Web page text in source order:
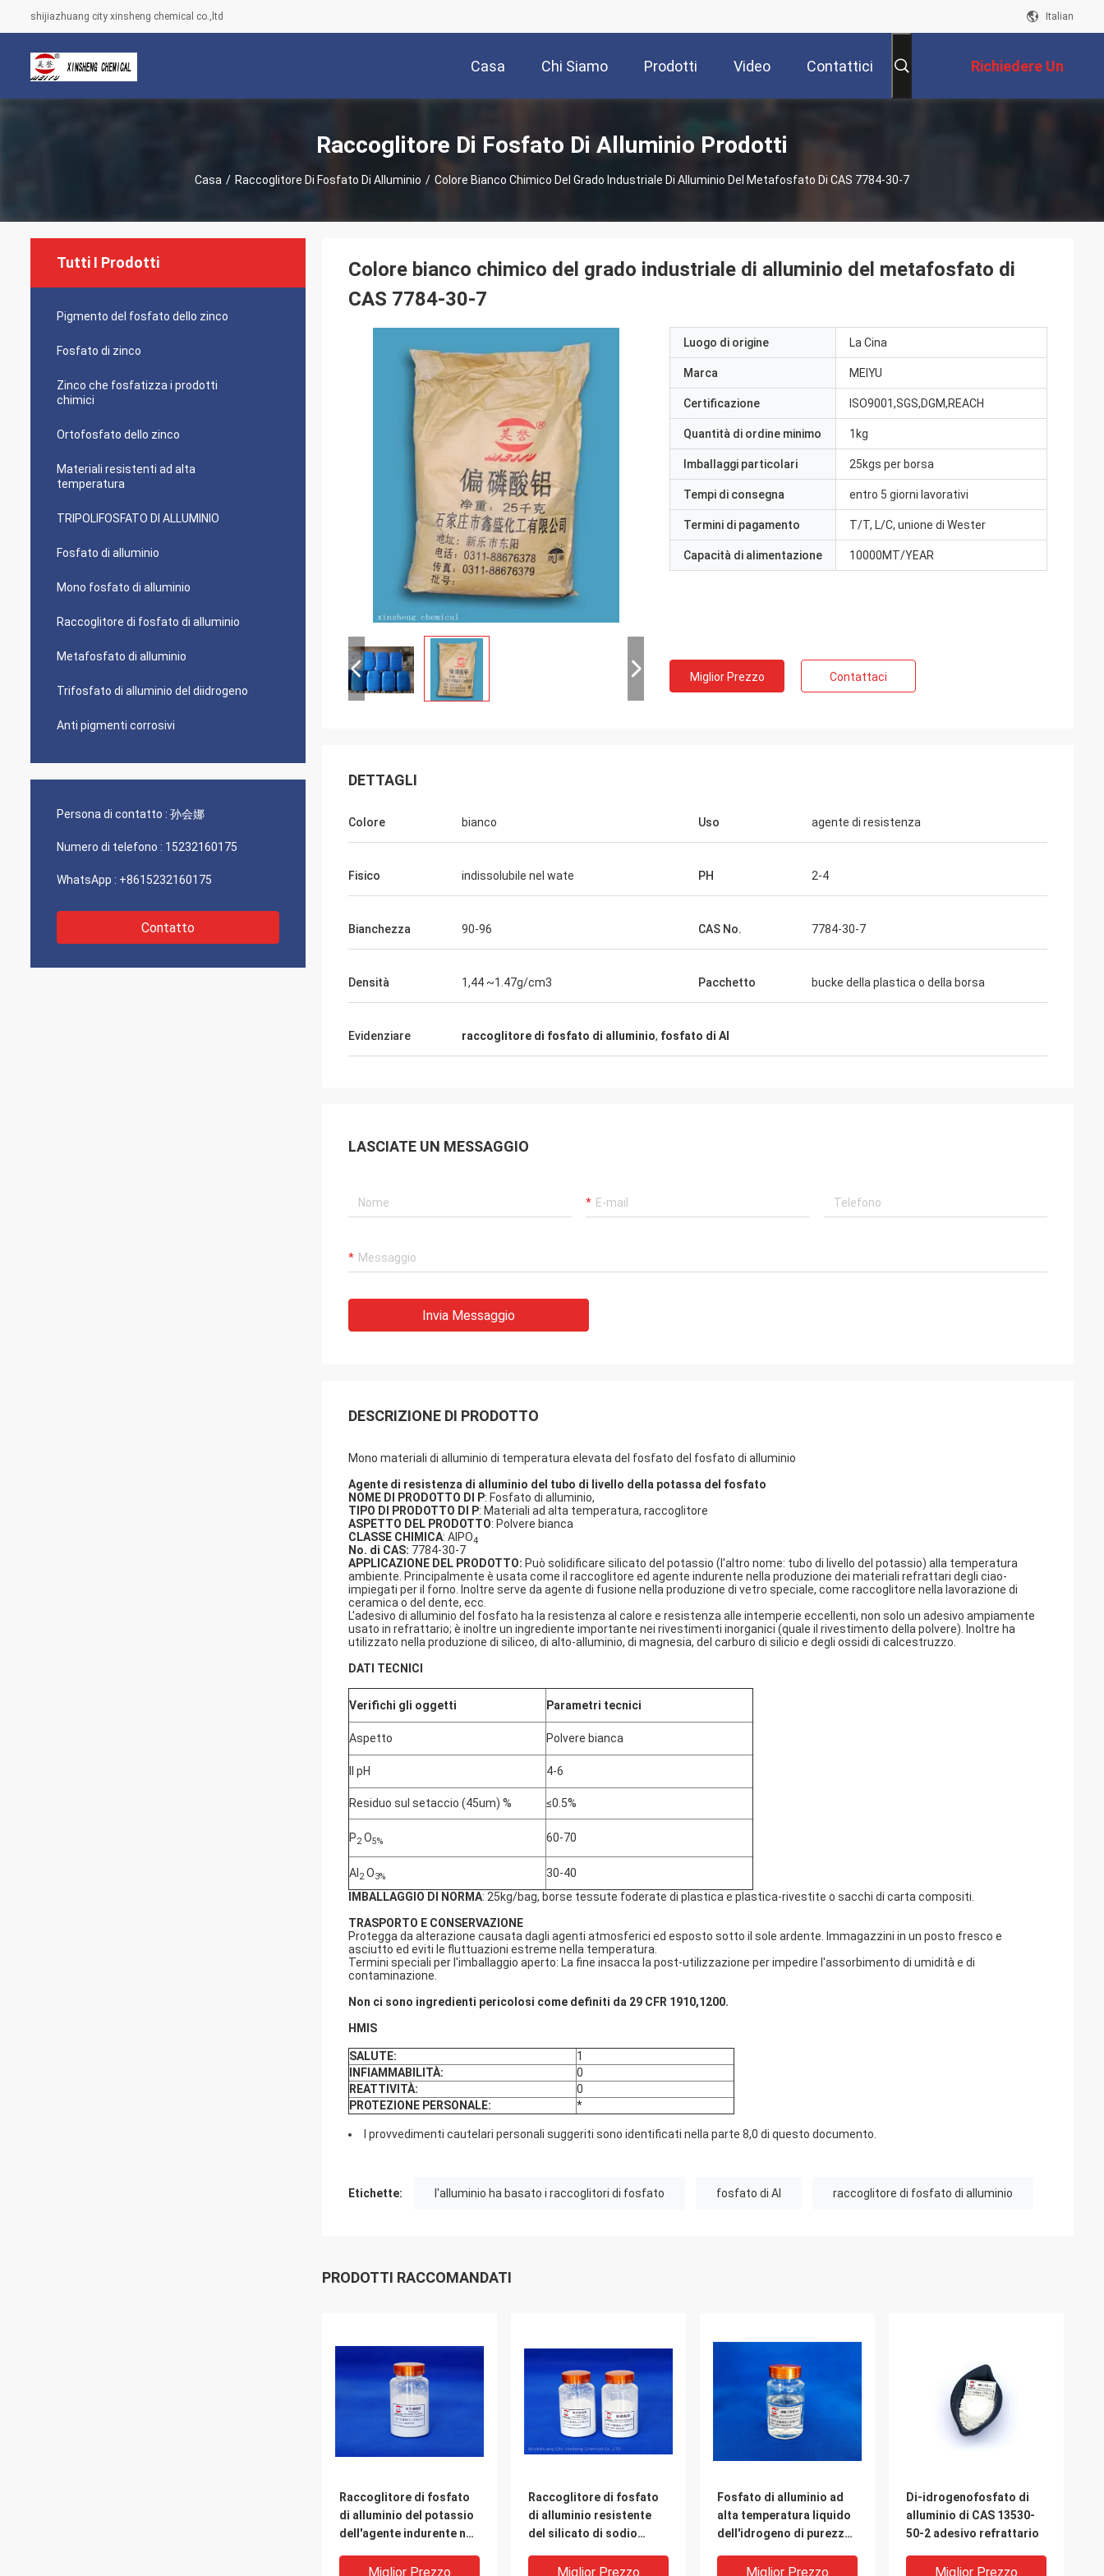
shijiazhuang city xinsheng chemical co.,ltd Italian
Casa Chi Siamo Prodotti Video Contattici Richiedere Un
Preventivo
Raccoglitore Di Fosfato Di Alluminio Prodotti
Casa / Raccoglitore Di Fosfato Di Alluminio / Colore Bianco Chimico Del Grado Industriale Di Alluminio Del Metafosfato Di CAS 7784-30-7
Tutti I Prodotti
Pigmento del fosfato dello zinco
Fosfato di zinco
Zinco che fosfatizza i prodotti
chimici
Ortofosfato dello zinco
Materiali resistenti ad alta
temperatura
TRIPOLIFOSFATO DI ALLUMINIO
Fosfato di alluminio
Mono fosfato di alluminio
Raccoglitore di fosfato di alluminio
Metafosfato di alluminio
Trifosfato di alluminio del diidrogeno
Anti pigmenti corrosivi
Persona di contatto : 孙会娜
Numero di telefono : 15232160175
WhatsApp : +8615232160175
Contatto
Colore bianco chimico del grado industriale di alluminio del metafosfato di
CAS 7784-30-7
Luogo di origine La Cina
Marca MEIYU
Certificazione ISO9001,SGS,DGM,REACH
Quantità di ordine minimo 1kg
Imballaggi particolari 25kgs per borsa
Tempi di consegna entro 5 giorni lavorativi
Termini di pagamento T/T, L/C, unione di Wester
Capacità di alimentazione 10000MT/YEAR
Miglior Prezzo Contattaci
DETTAGLI
Colore bianco Uso agente di resistenza
Fisico indissolubile nel wate PH 2-4
Bianchezza 90-96 CAS No. 7784-30-7
Densità 1,44 ~1.47g/cm3 Pacchetto bucke della plastica o della borsa
Evidenziare raccoglitore di fosfato di alluminio, fosfato di Al
LASCIATE UN MESSAGGIO
Invia Messaggio
DESCRIZIONE DI PRODOTTO
Mono materiali di alluminio di temperatura elevata del fosfato del fosfato di alluminio
Agente di resistenza di alluminio del tubo di livello della potassa del fosfato
NOME DI PRODOTTO DI P: Fosfato di alluminio,
TIPO DI PRODOTTO DI P: Materiali ad alta temperatura, raccoglitore
ASPETTO DEL PRODOTTO: Polvere bianca
CLASSE CHIMICA: AlPO4
No. di CAS: 7784-30-7
APPLICAZIONE DEL PRODOTTO: Può solidificare silicato del potassio (l'altro nome: tubo di livello del potassio) alla temperatura
ambiente. Principalmente è usata come il raccoglitore ed agente indurente nella produzione dei materiali refrattari degli ciao-
impiegati per il forno. Inoltre serve da agente di fusione nella produzione di vetro speciale, come raccoglitore nella lavorazione di
ceramica o del dente, ecc.
L'adesivo di alluminio del fosfato ha la resistenza al calore e resistenza alle intemperie eccellenti, non solo un adesivo ampiamente
usato in refrattario; è inoltre un ingrediente importante nei rivestimenti inorganici (quale il rivestimento della polvere). Inoltre ha
utilizzato nella produzione di siliceo, di alto-alluminio, di magnesia, del carburo di silicio e degli ossidi di calcestruzzo.
DATI TECNICI
Verifichi gli oggetti Parametri tecnici
Aspetto Polvere bianca
Il pH 4-6
Residuo sul setaccio (45um) % ≤0.5%
P2 O5% 60-70
Al 2 O3%
30-40
IMBALLAGGIO DI NORMA: 25kg/bag, borse tessute foderate di plastica e plastica-rivestite o sacchi di carta compositi.
TRASPORTO E CONSERVAZIONE
Protegga da alterazione causata dagli agenti atmosferici ed esposto sotto il sole ardente. Immagazzini in un posto fresco e
asciutto ed eviti le fluttuazioni estreme nella temperatura.
Termini speciali per l'imballaggio aperto: La fine insacca la post-utilizzazione per impedire l'assorbimento di umidità e di
contaminazione.
Non ci sono ingredienti pericolosi come definiti da 29 CFR 1910,1200.
HMIS
SALUTE:
1
INFIAMMABILITÀ:
0
REATTIVITÀ:
0
PROTEZIONE PERSONALE:
*
I provvedimenti cautelari personali suggeriti sono identificati nella parte 8,0 di questo documento.
Etichette: l'alluminio ha basato i raccoglitori di fosfato fosfato di Al raccoglitore di fosfato di alluminio
PRODOTTI RACCOMANDATI
Raccoglitore di fosfato
di alluminio del potassio
dell'agente indurente non
Miglior Prezzo
Raccoglitore di fosfato
di alluminio resistente
del silicato di sodio
dell'acqua
Miglior Prezzo
Fosfato di alluminio ad
alta temperatura liquido
dell'idrogeno di purezza
Miglior Prezzo
Di-idrogenofosfato di
alluminio di CAS 13530-
50-2 adesivo refrattario
Miglior Prezzo